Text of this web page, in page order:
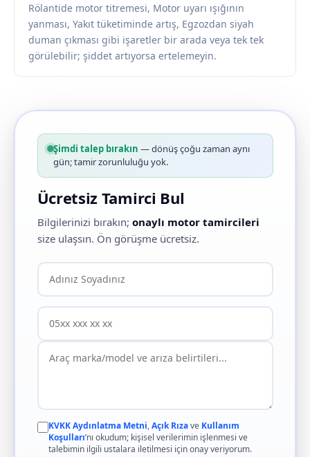
Rölantide motor titremesi, Motor uyarı ışığının
yanması, Yakıt tüketiminde artış, Egzozdan siyah
duman çıkması gibi işaretler bir arada veya tek tek
görülebilir; şiddet artıyorsa ertelemeyin.
Şimdi talep bırakın — dönüş çoğu zaman aynı
gün; tamir zorunluluğu yok.
Ücretsiz Tamirci Bul
Bilgilerinizi bırakın; onaylı motor tamircileri
size ulaşsın. Ön görüşme ücretsiz.
KVKK Aydınlatma Metni,Açık Rızave Kullanım
Koşulları’nı okudum; kişisel verilerimin işlenmesi ve
talebimin ilgili ustalara iletilmesi için onay veriyorum.